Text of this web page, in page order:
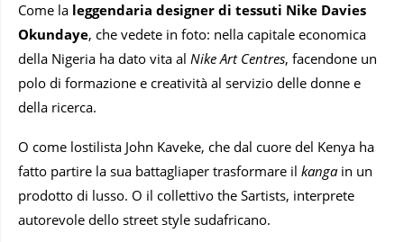
Come la leggendaria designer di tessuti Nike Davies
Okundaye, che vedete in foto: nella capitale economica
della Nigeria ha dato vita al Nike Art Centres, facendone un
polo di formazione e creatività al servizio delle donne e
della ricerca.
O come lostilista John Kaveke, che dal cuore del Kenya ha
fatto partire la sua battagliaper trasformare il kangain un
prodotto di lusso. O il collettivo the Sartists, interprete
autorevole dello street style sudafricano.